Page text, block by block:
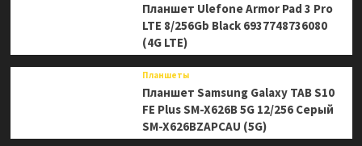
Планшет Ulefone Armor Pad 3 Pro
LTE 8/256Gb Black 6937748736080
(4G LTE)
Планшеты
Планшет Samsung Galaxy TAB S10
FE Plus SM-X626B 5G 12/256 Серый
SM-X626BZAPCAU (5G)